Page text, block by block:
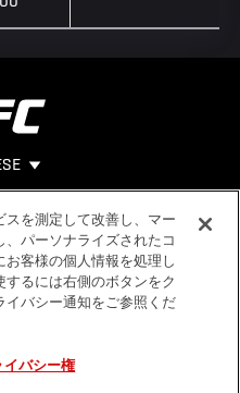
法的事項
利用規約
個人情報保
スを測定して改善し、マー
パーソナライズされたコ
お客様の個人情報を処理し
るには右側のボタンをク
イバシー通知をご参照くだ
イバシー権